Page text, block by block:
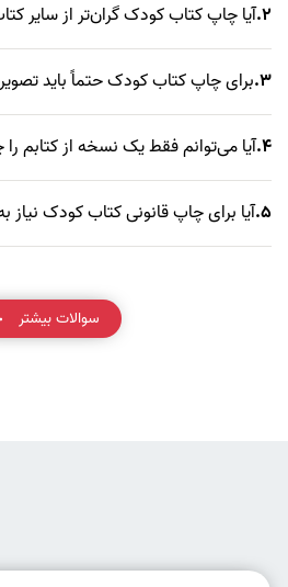
2.آیا چاپ کتاب کودک گران‌تر از سایر
3. برای چاپ کتاب کودک حتماً باید
4.آیا می‌توانم فقط یک نسخه از کتابم
5.آیا برای چاپ قانونی کتاب کودک نیاز
سوالات بیشتر